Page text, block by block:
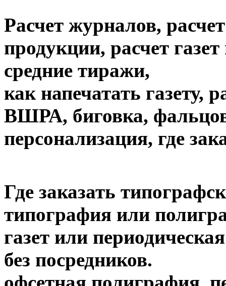
Расчет журналов,
продукции, расчет
средние тиражи,
как напечатать газету,
ВШРА, биговка,
персонализация, где
Где заказать
типография или
газет или
без посредников.